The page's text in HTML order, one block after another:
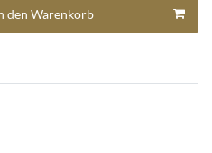
den Warenkorb